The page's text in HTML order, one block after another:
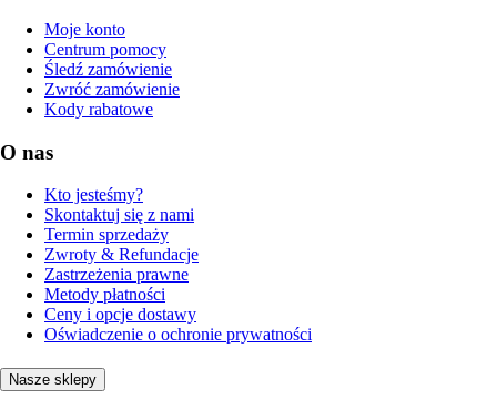
Moje konto
Centrum pomocy
Śledź zamówienie
Zwróć zamówienie
Kody rabatowe
O nas
Kto jesteśmy?
Skontaktuj się z nami
Termin sprzedaży
Zwroty & Refundacje
Zastrzeżenia prawne
Metody płatności
Ceny i opcje dostawy
Oświadczenie o ochronie prywatności
Nasze sklepy